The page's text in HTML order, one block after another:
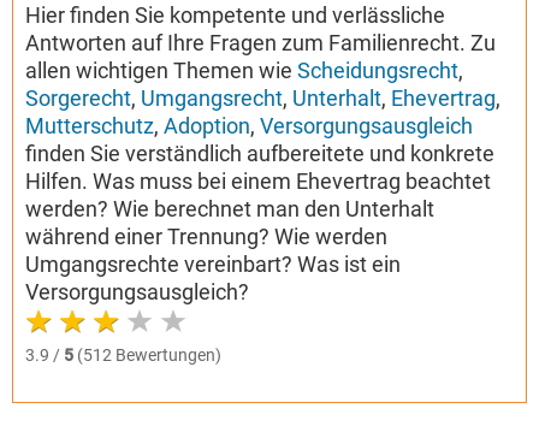
Hier finden Sie kompetente und verlässliche
Antworten auf Ihre Fragen zum Familienrecht. Zu
allen wichtigen Themen wie Scheidungsrecht,
Sorgerecht, Umgangsrecht, Unterhalt, Ehevertrag,
Mutterschutz, Adoption, Versorgungsausgleich
finden Sie verständlich aufbereitete und konkrete
Hilfen. Was muss bei einem Ehevertrag beachtet
werden? Wie berechnet man den Unterhalt
während einer Trennung? Wie werden
Umgangsrechte vereinbart? Was ist ein
Versorgungsausgleich?
3.9 / 5 (512 Bewertungen)